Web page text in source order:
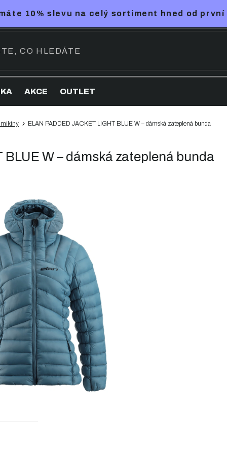
10% slevu na celý sortiment hned od první
AKCE OUTLET
mikiny ELAN PADDED JACKET LIGHT BLUE W – dámská zateplená bunda
W – dámská zateplená bunda